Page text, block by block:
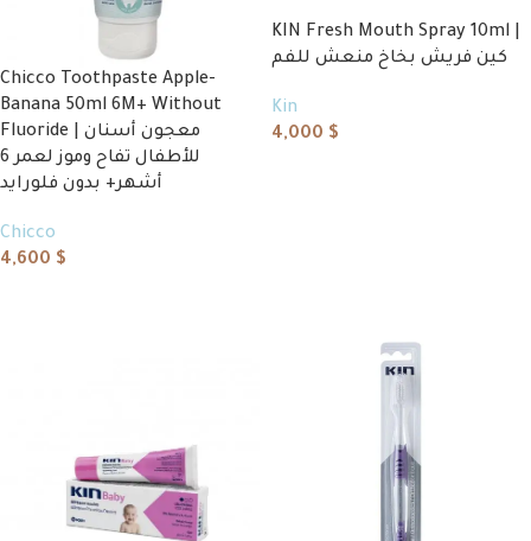
Chicco Toothpaste Apple-
Banana 50ml 6M+ Without
Fluoride | معجون أسنان
للأطفال تفاح وموز لعمر 6
أشهر+ بدون فلورايد
Chicco
4,600 $
KIN Fresh Mouth Spray 10ml |
كين فريش بخاخ منعش للفم
Kin
4,000 $